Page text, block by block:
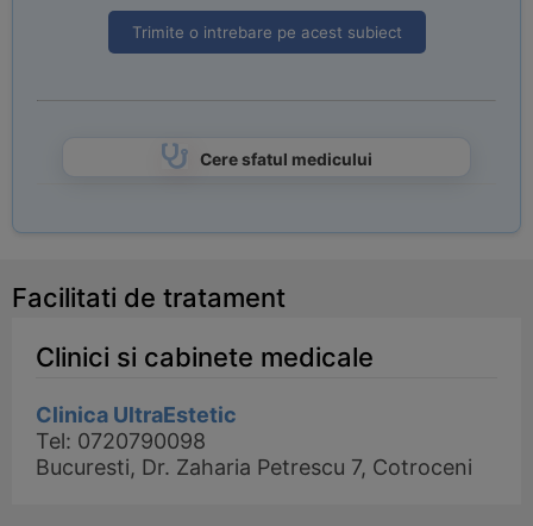
Trimite o intrebare pe acest subiect
Cere sfatul medicului
Facilitati de tratament
Clinici si cabinete medicale
Clinica UltraEstetic
Tel: 0720790098
Bucuresti, Dr. Zaharia Petrescu 7, Cotroceni